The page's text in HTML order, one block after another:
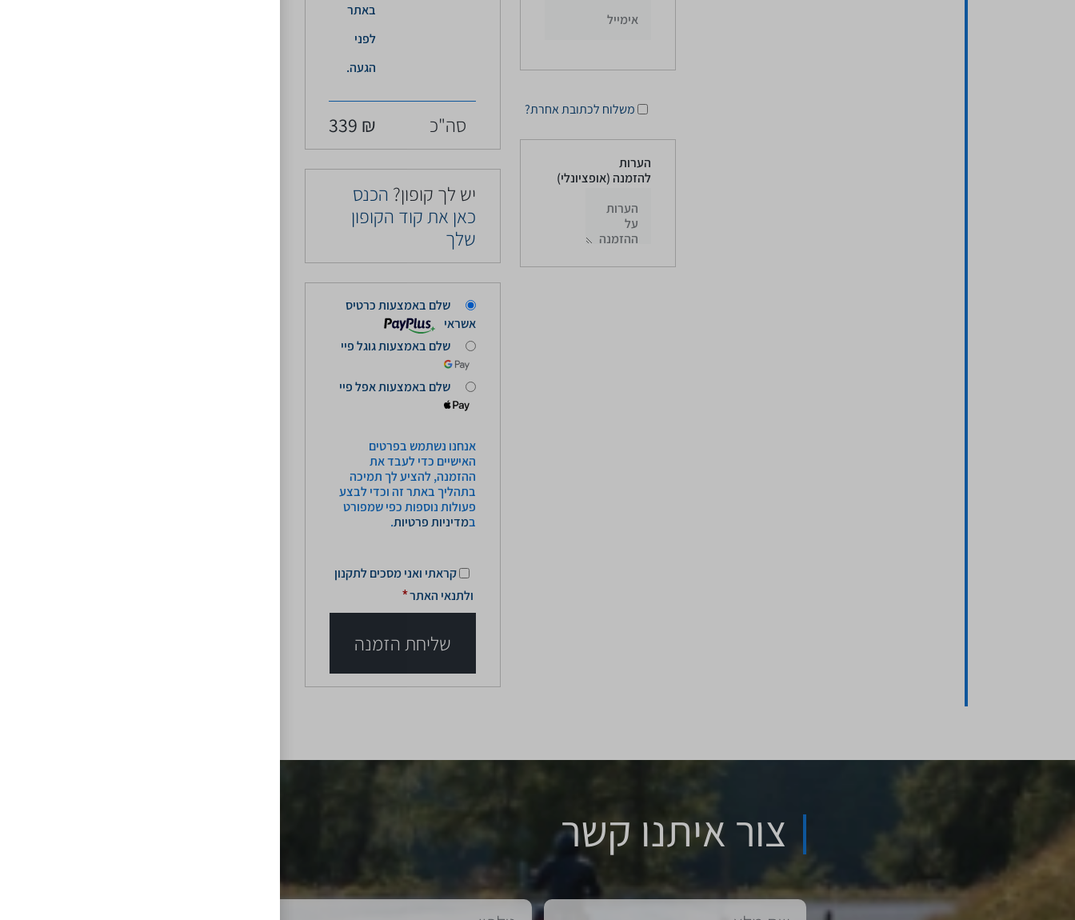
משלוח לכתובת אחרת?
הערות
להזמנה (אופציונלי)
באתר
לפני
הגעה.
סה"כ 339 ₪
יש לך קופון? הכנס
כאן את קוד הקופון
שלך
שלם באמצעות כרטיס
אשראי
שלם באמצעות גוגל פיי
שלם באמצעות אפל פיי
אנחנו נשתמש בפרטים
האישיים כדי לעבד את
ההזמנה, להציע לך תמיכה
בתהליך באתר זה וכדי לבצע
פעולות נוספות כפי שמפורט
במדיניות פרטיות.
קראתי ואני מסכיםלתקנון
ולתנאי האתר *
שליחת הזמנה
צור איתנו קשר